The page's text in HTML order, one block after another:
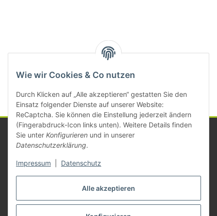
Alle akzeptieren
Wie wir Cookies & Co nutzen
Durch Klicken auf „Alle akzeptieren“ gestatten Sie den
Einsatz folgender Dienste auf unserer Website:
ReCaptcha. Sie können die Einstellung jederzeit ändern
(Fingerabdruck-Icon links unten). Weitere Details finden
Sie unter Konfigurieren und in unserer
Datenschutzerklärung.
Impressum Datenschutz
Kategorien
Gesetzliche Informationen